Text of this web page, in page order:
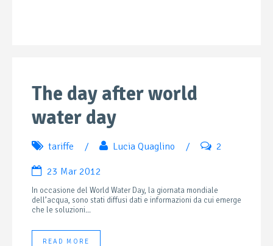
The day after world
water day
tariffe / Lucia Quaglino / 2
23 Mar 2012
In occasione del World Water Day, la giornata mondiale
dell’acqua, sono stati diffusi dati e informazioni da cui emerge
che le soluzioni...
READ MORE